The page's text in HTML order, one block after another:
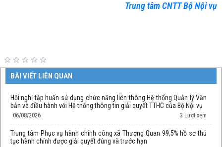
Trung tâm CNTT Bộ Nội vụ
BÀI VIẾT LIÊN QUAN
Hội nghị tập huấn sử dụng chức năng liên thông Hệ thống Quản lý Văn
bản và điều hành với Hệ thống thông tin giải quyết TTHC của Bộ Nội vụ
06/08/2026 3 Lượt xem
Trung tâm Phục vụ hành chính công xã Thượng Quan 99,5% hồ sơ thủ
tục hành chính được giải quyết đúng và trước hạn